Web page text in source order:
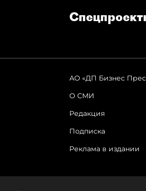
АО «ДП Бизнес
О СМИ
Редакция
Подписка
Реклама в издании